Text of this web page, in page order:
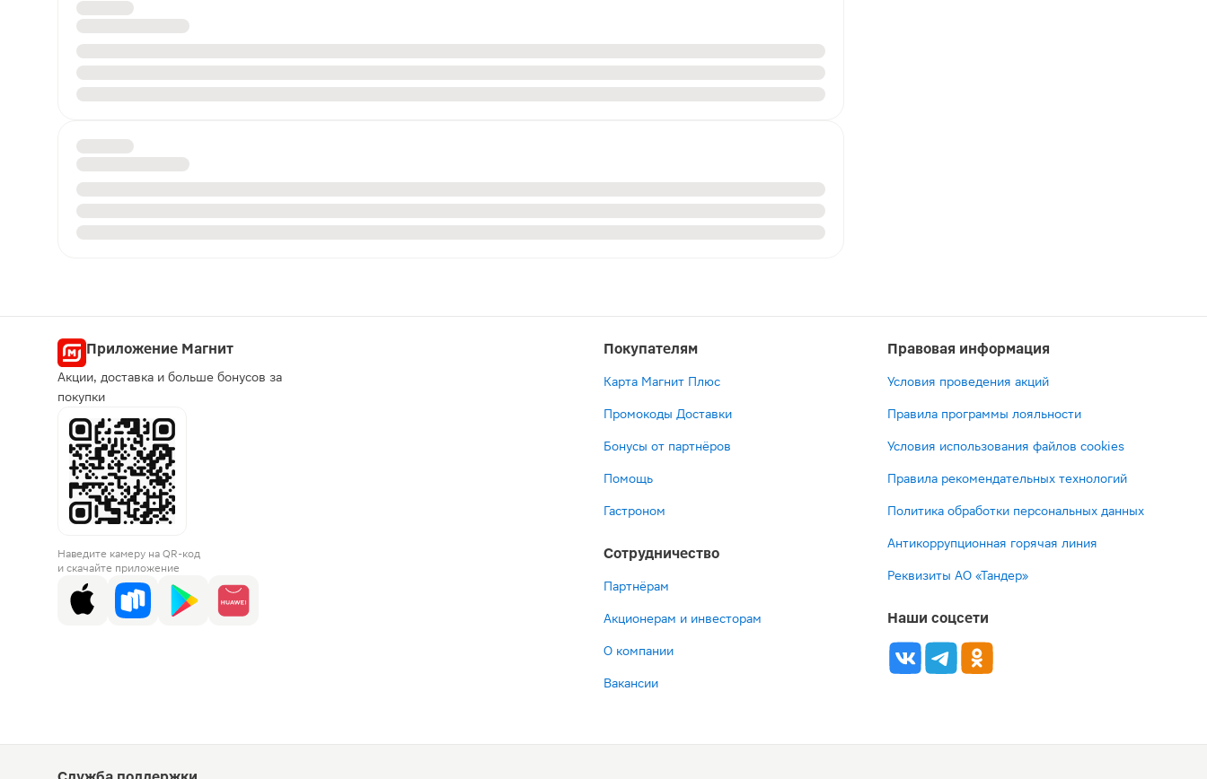
Приложение Магнит
Акции, доставка и больше бонусов за
покупки
Наведите камеру на QR-код
и скачайте приложение
Покупателям
Карта Магнит Плюс
Промокоды Доставки
Бонусы от партнёров
Помощь
Гастроном
Сотрудничество
Партнёрам
Акционерам и инвесторам
О компании
Вакансии
Правовая информация
Условия проведения акций
Правила программы лояльности
Условия использования файлов cookies
Правила рекомендательных технологий
Политика обработки персональных данных
Антикоррупционная горячая линия
Реквизиты АО «Тандер»
Наши соцсети